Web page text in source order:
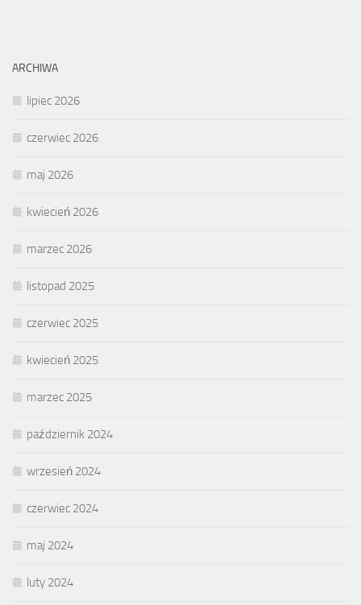
ARCHIWA
lipiec 2026
czerwiec 2026
maj 2026
kwiecień 2026
marzec 2026
listopad 2025
czerwiec 2025
kwiecień 2025
marzec 2025
październik 2024
wrzesień 2024
czerwiec 2024
maj 2024
luty 2024